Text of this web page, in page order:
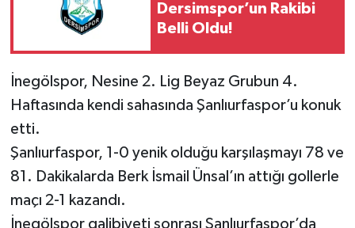
Dersimspor’un Rakibi
Belli Oldu!
İnegölspor, Nesine 2. Lig Beyaz Grubun 4.
Haftasında kendi sahasında Şanlıurfaspor’u konuk
etti.
Şanlıurfaspor, 1-0 yenik olduğu karşılaşmayı 78 ve
81. Dakikalarda Berk İsmail Ünsal’ın attığı gollerle
maçı 2-1 kazandı.
İnegölspor galibiyeti sonrası Şanlıurfaspor’da